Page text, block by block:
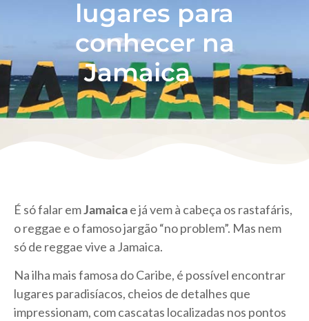
lugares para
conhecer na
Jamaica
É só falar emJamaicae já vem à cabeça os rastafáris,
o reggae e o famoso jargão “no problem”. Mas nem
só de reggae vive a Jamaica.
Na ilha mais famosa do Caribe, é possível encontrar
lugares paradisíacos, cheios de detalhes que
impressionam, com cascatas localizadas nos pontos